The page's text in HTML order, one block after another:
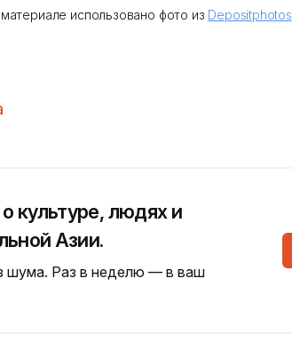
использовано фото из Depositphotos
культуре, людях и
Азии.
шума. Раз в неделю — в ваш